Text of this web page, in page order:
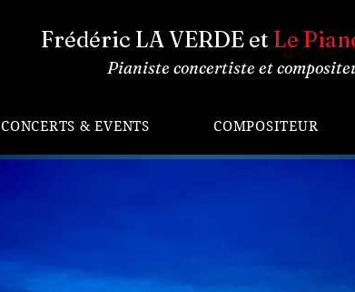
Frédéric LA VERDE et Le
Pianiste concertiste et
CONCERTS & EVENTS COMPOSITEUR